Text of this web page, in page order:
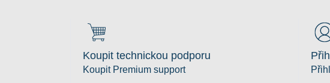
Koupit technickou podporu
Koupit Premium support